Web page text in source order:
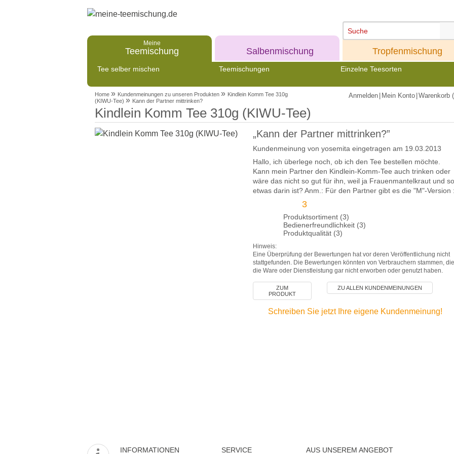
Meine
Teemischung
Tee selber mischen Teemischungen Einzelne Teesorten
Salbenmischung Tropfenmischung
Home » Kundenmeinungen zu unseren Produkten » Kindlein Komm Tee 310g
(KIWU-Tee) » Kann der Partner mittrinken?
Warenkorb
Mein Konto
Anmelden
Kindlein Komm Tee 310g (KIWU-Tee)
„Kann der Partner mittrinken?”
Kundenmeinung vonyosemita eingetragen am 19.03.2013
Hallo, ich überlege noch, ob ich den Tee bestellen möchte.
Kann mein Partner den Kindlein-Komm-Tee auch trinken oder
wäre das nicht so gut für ihn, weil ja Frauenmantelkraut und so
etwas darin ist? Anm.: Für den Partner gibt es die "M"-Version
3
Produktsortiment (3)
Bedienerfreundlichkeit (3)
Produktqualität (3)
Hinweis:
Eine Überprüfung der Bewertungen hat vor deren Veröffentlichung nicht
stattgefunden. Die Bewertungen könnten von Verbrauchern stammen, die
die Ware oder Dienstleistung gar nicht erworben oder genutzt haben.
ZUM
PRODUKT
ZU ALLEN KUNDENMEINUNGEN
Schreiben Sie jetzt Ihre eigene Kundenmeinung!
INFORMATIONEN SERVICE AUS UNSEREM ANGEBOT